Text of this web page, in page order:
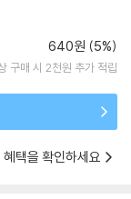
640원 (5%)
구매 시 2천원 추가 적립
택을 확인하세요